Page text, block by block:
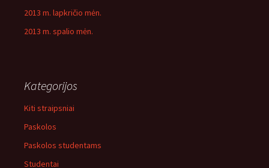
2013 m. lapkričio mėn.
2013 m. spalio mėn.
Kategorijos
Kiti straipsniai
Paskolos
Paskolos studentams
Studentai